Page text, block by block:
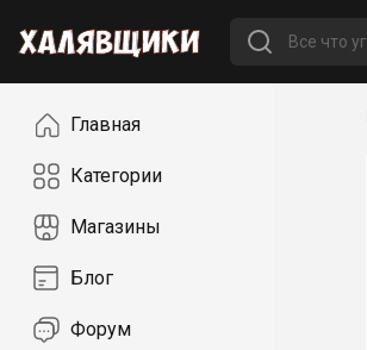
НавигацияГлавная
Категории
Магазины
Блог
Форум